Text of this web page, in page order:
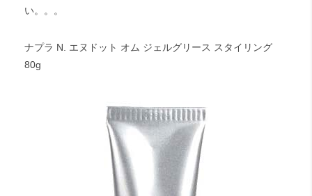
い。。。
ナプラ N. エヌドット オム ジェルグリース スタイリング
80g